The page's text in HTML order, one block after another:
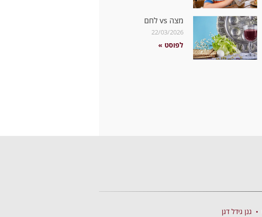
מצה vs לחם
22/03/2026
לפוסט »
• גנן גידל דגן